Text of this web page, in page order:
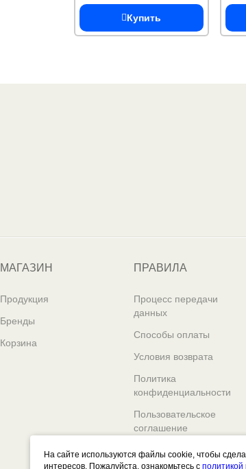
Купить
МАГАЗИН
Продукция
Бренды
Корзина
ПРАВИЛА
Процесс передачи
данных
Способы оплаты
Условия возврата
Политика
конфиденциальности
Пользовательское
соглашение
На сайте используются файлы cookie, чтобы
интересов. Пожалуйста, ознакомьтесь с